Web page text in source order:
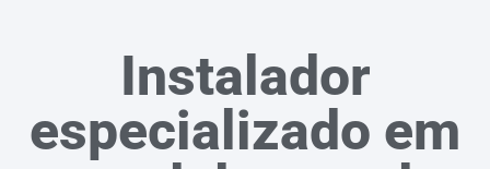
Instalador
especializado em